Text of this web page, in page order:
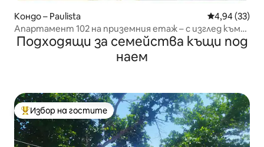
Кондо – Paulista Средна
4,94 (33)
Апартамент 102 на приземния етаж – с изглед към
океана в Мария Фарин
Подходящи за семейства къщи под
наем
Най-популярен избор на гостите
Избор на гостите